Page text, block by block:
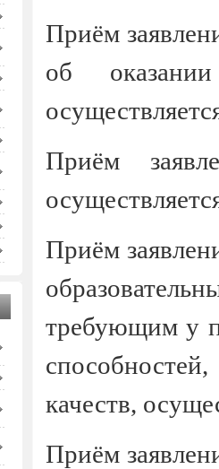
Приём
об
Приём
Приём
требующим у
качеств,
Приём